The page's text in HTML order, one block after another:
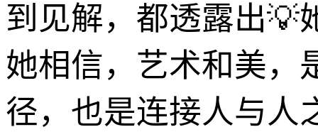
到见解，都透露出💡
她相信，艺术和美，
径，也是连接人与人